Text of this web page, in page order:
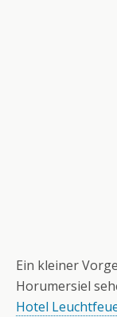
Ein kleiner
Horumersiel
Hotel